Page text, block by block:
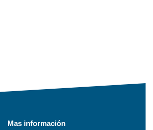
Mas información